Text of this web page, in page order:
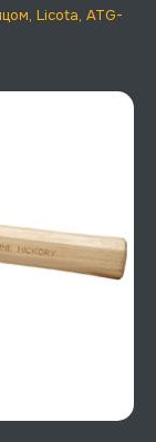
Licota, ATG-